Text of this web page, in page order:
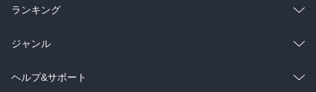
雑誌・グラビア
BL・TL
ラノベ
雑誌・グラビア
BL・TL
総合
ラノベ
雑誌・グラビア
ランキング
総合
ラノベ
ジャンル
コミック
ヘルプ&サポート